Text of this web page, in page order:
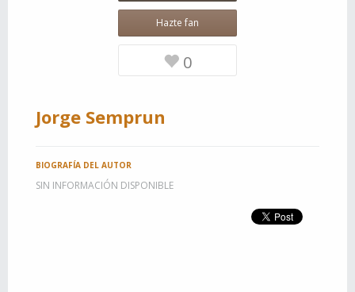
Hazte fan
0
Jorge Semprun
BIOGRAFÍA DEL AUTOR
SIN INFORMACIÓN DISPONIBLE